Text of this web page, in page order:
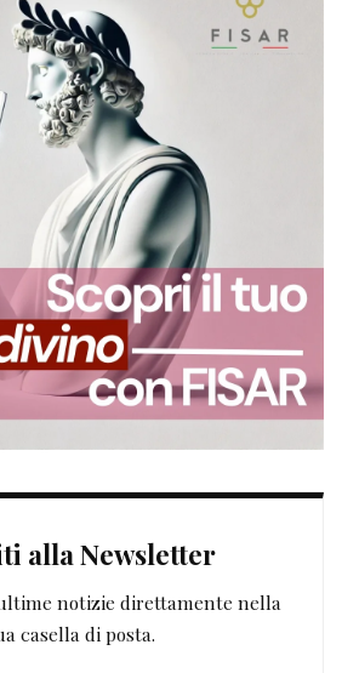
alla Newsletter
notizie direttamente nella
casella di posta.